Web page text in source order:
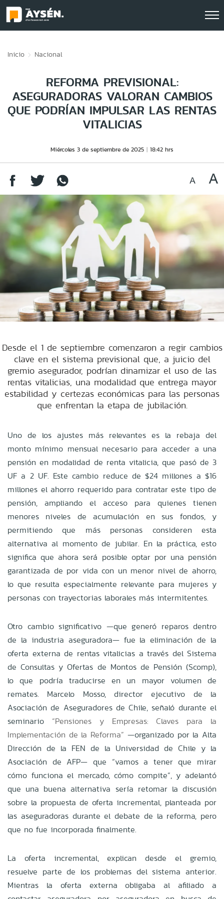
Inicio Nacional
REFORMA PREVISIONAL:
ASEGURADORAS VALORAN CAMBIOS
QUE PODRÍAN IMPULSAR LAS RENTAS
VITALICIAS
Miércoles 3 de septiembre de 2025 18:42 hrs
Desde el 1 de septiembre comenzaron a regir cambios
clave en el sistema previsional que, a juicio del
gremio asegurador, podrían dinamizar el uso de las
rentas vitalicias, una modalidad que entrega mayor
estabilidad y certezas económicas para las personas
que enfrentan la etapa de jubilación.
Uno de los ajustes más relevantes es la rebaja del
monto mínimo mensual necesario para acceder a una
pensión en modalidad de renta vitalicia, que pasó de 3
UF a 2 UF. Este cambio reduce de $24 millones a $16
millones el ahorro requerido para contratar este tipo de
pensión, ampliando el acceso para quienes tienen
menores niveles de acumulación en sus fondos, y
permitiendo que más personas consideren esta
alternativa al momento de jubilar. En la práctica, esto
significa que ahora será posible optar por una pensión
garantizada de por vida con un menor nivel de ahorro,
lo que resulta especialmente relevante para mujeres y
personas con trayectorias laborales más intermitentes.
Otro cambio significativo —que generó reparos dentro
de la industria aseguradora— fue la eliminación de la
oferta externa de rentas vitalicias a través del Sistema
de Consultas y Ofertas de Montos de Pensión (Scomp),
lo que podría traducirse en un mayor volumen de
remates. Marcelo Mosso, director ejecutivo de la
Asociación de Aseguradores de Chile, señaló durante el
seminario “Pensiones y Empresas: Claves para la
Implementación de la Reforma” —organizado por la Alta
Dirección de la FEN de la Universidad de Chile y la
Asociación de AFP— que “vamos a tener que mirar
cómo funciona el mercado, cómo compite”, y adelantó
que una buena alternativa sería retomar la discusión
sobre la propuesta de oferta incremental, planteada por
las aseguradoras durante el debate de la reforma, pero
que no fue incorporada finalmente.
La oferta incremental, explican desde el gremio,
resuelve parte de los problemas del sistema anterior.
Mientras la oferta externa obligaba al afiliado a